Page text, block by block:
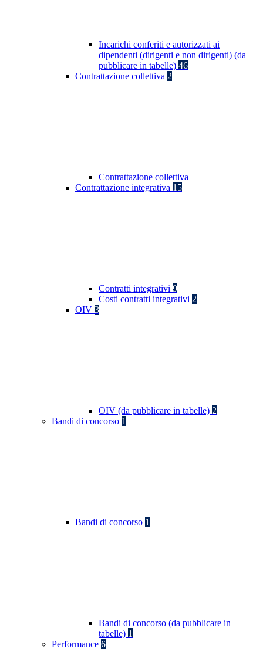
Incarichi conferiti e autorizzati ai
dipendenti (dirigenti e non dirigenti) (da
pubblicare in tabelle) 46
Contrattazione collettiva 2
Contrattazione collettiva
Contrattazione integrativa 15
Contratti integrativi 9
Costi contratti integrativi 2
OIV 3
OIV (da pubblicare in tabelle) 2
Bandi di concorso 1
Bandi di concorso 1
Bandi di concorso (da pubblicare in
tabelle) 1
Performance 6